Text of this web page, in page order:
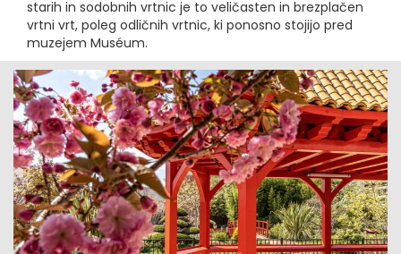
starih in sodobnih vrtnic je to veličasten in brezplačen
vrtni vrt, poleg odličnih vrtnic, ki ponosno stojijo pred
muzejem Muséum.